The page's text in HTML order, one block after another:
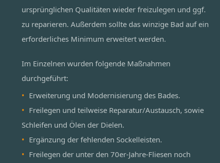
ursprünglichen Qualitäten wieder freizulegen und ggf.
zu reparieren. Außerdem sollte das winzige Bad auf ein
erforderliches Minimum erweitert werden.
Im Einzelnen wurden folgende Maßnahmen
durchgeführt:
Erweiterung und Modernisierung des Bades.
Freilegen und teilweise Reparatur/Austausch, sowie
Schleifen und Ölen der Dielen.
Ergänzung der fehlenden Sockelleisten.
Freilegen der unter den 70er-Jahre-Fliesen noch